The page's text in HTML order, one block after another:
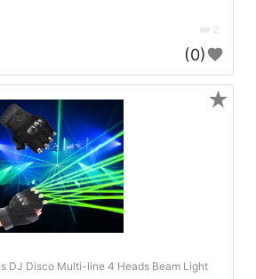
2
(0)
DJ Disco Multi-line 4 Heads Beam Light
★